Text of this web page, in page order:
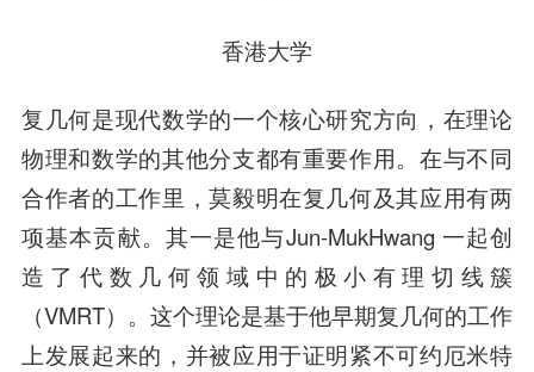
香港大学
复几何是现代数学的一个核心研究方向，在理论
物理和数学的其他分支都有重要作用。在与不同
合作者的工作里，莫毅明在复几何及其应用有两
项基本贡献。其一是他与Jun-MukHwang 一起创
造了代数几何领域中的极小有理切线簇
（VMRT）。这个理论是基于他早期复几何的工作
上发展起来的，并被应用于证明紧不可约厄米特